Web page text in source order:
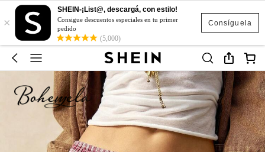
Consíguela
×
SHEIN-¡List@, descargá, con estilo!
Consigue descuentos especiales en tu primer
pedido
(5,000)